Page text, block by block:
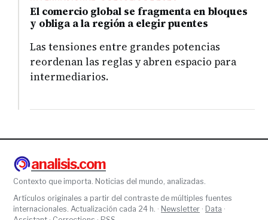
El comercio global se fragmenta en bloques
y obliga a la región a elegir puentes
Las tensiones entre grandes potencias
reordenan las reglas y abren espacio para
intermediarios.
analisis.com
Contexto que importa. Noticias del mundo, analizadas.
Artículos originales a partir del contraste de múltiples fuentes
internacionales. Actualización cada 24 h. · Newsletter · Data ·